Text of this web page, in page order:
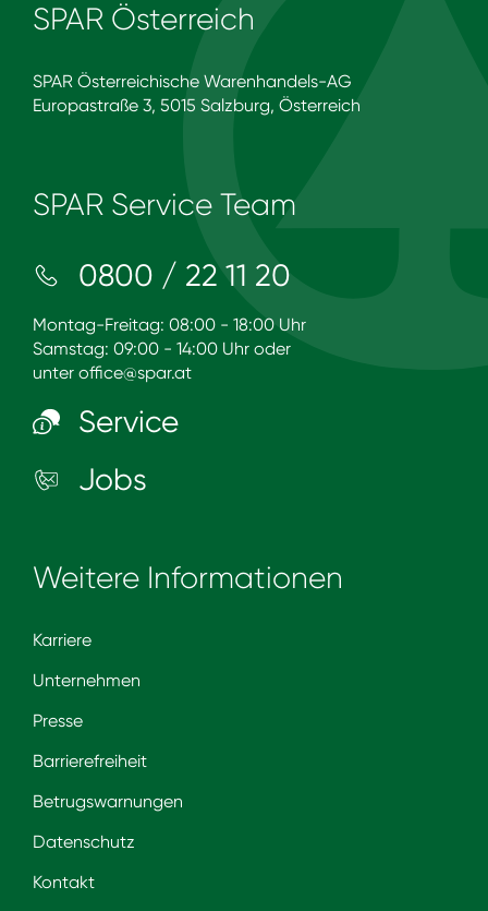
SPAR Österreich
SPAR Österreichische Warenhandels-AG
Europastraße 3, 5015 Salzburg, Österreich
SPAR Service Team
0800 / 22 11 20
Montag-Freitag: 08:00 - 18:00 Uhr
Samstag: 09:00 - 14:00 Uhr oder
unter office@spar.at
Service
Jobs
Weitere Informationen
Karriere
Unternehmen
Presse
Barrierefreiheit
Betrugswarnungen
Datenschutz
Kontakt